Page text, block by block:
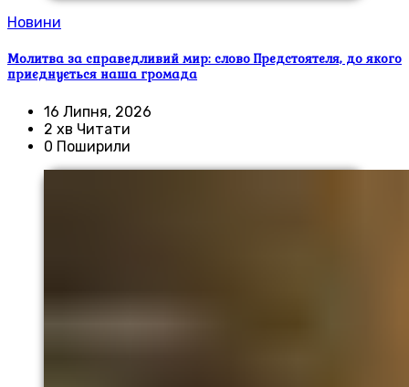
Новини
Молитва за справедливий мир: слово Предстоятеля, до якого
приєднується наша громада
16 Липня, 2026
2 хв Читати
0 Поширили